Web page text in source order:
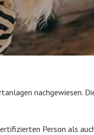
nachgewiesen.
Person als